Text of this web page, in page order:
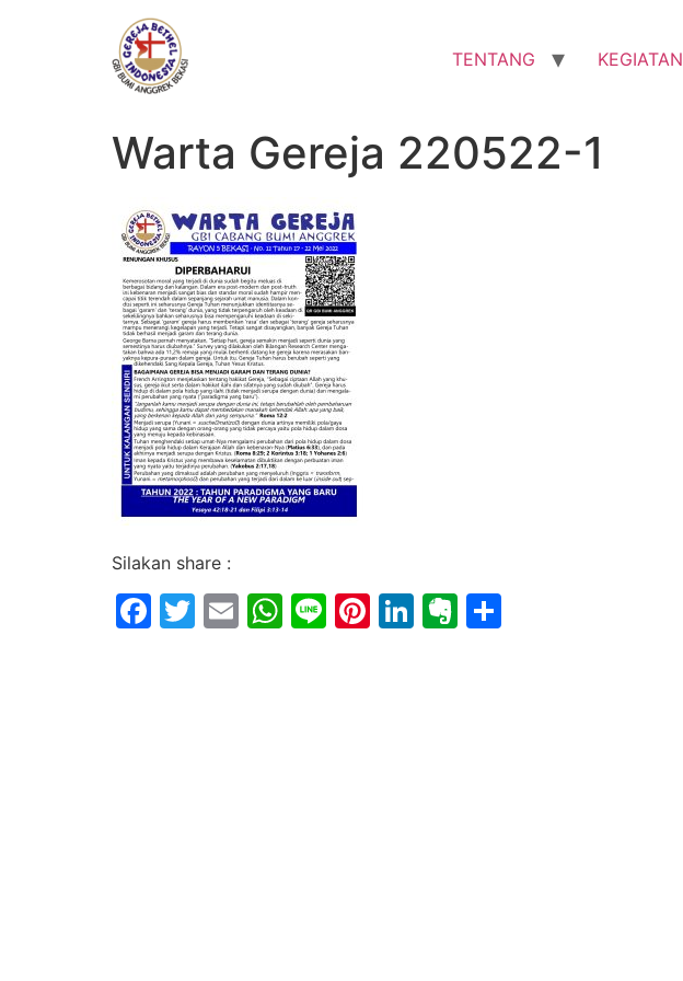
TENTANG KEGIATAN
Warta Gereja 220522-1
Silakan share :
Facebook
Twitter
EmailWhatsApp
LinePinterest
LinkedIn
Evernote